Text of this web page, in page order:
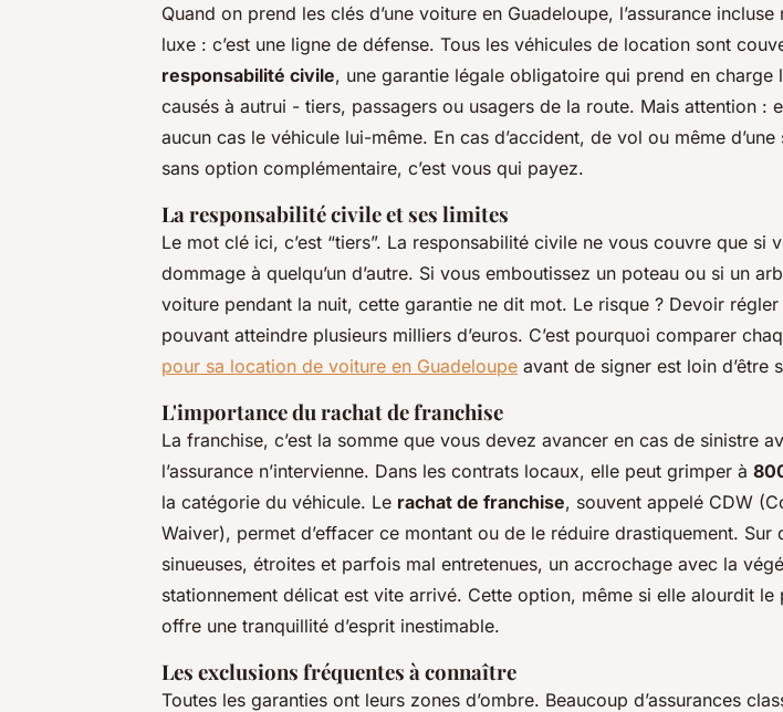
Quand on prend les clés d’une voiture en Guadeloupe, l’assurance incluse
luxe : c’est une ligne de défense. Tous les véhicules de location sont
responsabilité civile, une garantie légale obligatoire qui prend en charge
causés à autrui - tiers, passagers ou usagers de la route. Mais attention :
aucun cas le véhicule lui-même. En cas d’accident, de vol ou même
sans option complémentaire, c’est vous qui payez.
La responsabilité civile et ses limites
Le mot clé ici, c’est “tiers”. La responsabilité civile ne vous couvre que si
dommage à quelqu’un d’autre. Si vous emboutissez un poteau ou si un
voiture pendant la nuit, cette garantie ne dit mot. Le risque ? Devoir
pouvant atteindre plusieurs milliers d’euros. C’est pourquoi comparer
pour sa location de voiture en Guadeloupe avant de signer est loin d’être
L'importance du rachat de franchise
La franchise, c’est la somme que vous devez avancer en cas de sinistre
l’assurance n’intervienne. Dans les contrats locaux, elle peut grimper à
la catégorie du véhicule. Le rachat de franchise, souvent appelé CDW
Waiver), permet d’effacer ce montant ou de le réduire drastiquement. Sur
sinueuses, étroites et parfois mal entretenues, un accrochage avec la
stationnement délicat est vite arrivé. Cette option, même si elle alourdit le
offre une tranquillité d’esprit inestimable.
Les exclusions fréquentes à connaître
Toutes les garanties ont leurs zones d’ombre. Beaucoup d’assurances